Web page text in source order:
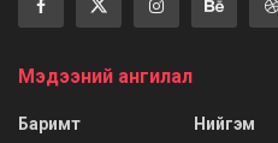
Мэдээний ангилал
Баримт
Нийгэм